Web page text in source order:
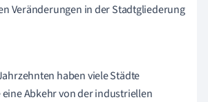
Veränderungen in der Stadtgliederung
haben viele Städte
Abkehr von der industriellen